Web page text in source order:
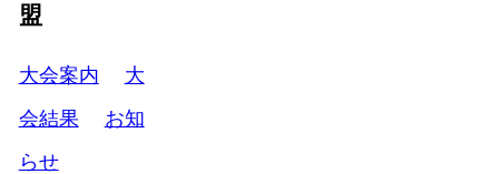
盟
大会案内
大
会結果
お知
らせ